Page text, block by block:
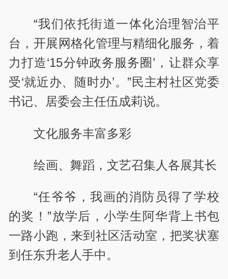
“我们依托街道一体化治理智治平
台，开展网格化管理与精细化服务，着
力打造‘15分钟政务服务圈’，让群众享
受‘就近办、随时办’。”民主村社区党委
书记、居委会主任伍成莉说。
文化服务丰富多彩
绘画、舞蹈，文艺召集人各展其长
“任爷爷，我画的消防员得了学校
的奖！”放学后，小学生阿华背上书包
一路小跑，来到社区活动室，把奖状塞
到任东升老人手中。